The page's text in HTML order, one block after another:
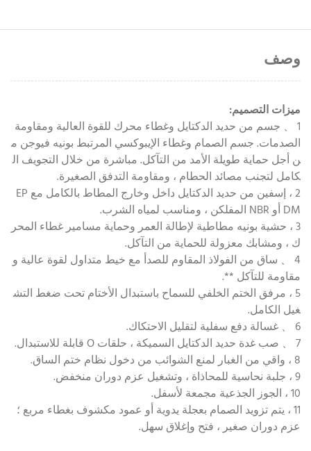
وصف
ميزات التصميم:
1 、 جسم من حديد الدكتايل وغطاء محرك للقوة العالية ومقاومة
الصدمات. جسم الصمام وغطاء الإيبوكسي المرتبط بونيه فيوجن م
ن أجل حماية طويلة الأمد من التآكل. مباشرة من خلال التجويف ال
كامل لتجنب مصائد الحطام ، ومقاومة التدفق الصغيرة.
2 ، إسفين من حديد الدكتايل داخل وخارج المطاط بالكامل مع EP
DM أو NBR المفلكن ، ومناسب لمياه الشرب.
3 ، حشية بونيه مطاطية لإطالة العمر وحماية مسامير غطاء المحر
ك ، ومشابك معزولة للحماية من التآكل.
4 、 ساق من الفولاذ المقاوم للصدأ مع خيط متداول لقوة عالية و
مقاومة للتآكل **.
5 ، مرفق الختم الخلفي للسماح باستبدال الأختام تحت ضغط التش
غيل الكامل.
6 、 غسالة دفع سفلية لتقليل الاحتكاك.
7 、 صب غدة حديد الدكتايل السميكة ، حلقات O قابلة للاستبدال.
8 ، واقي من الغبار لمنع الشوائب من دخول نظام ختم الساق.
9 ، جلبة نحاسية للمحاذاة ، وتشغيل عزم دوران منخفض.
10 ، الجوز الجذعية مجمعة لأسفل.
11 ، يتم تزويد الصمام بعجلة يدوية أو عمود مكشوف بغطاء مربع ؛
عزم دوران صغير ، فتح وإغلاق سهل.